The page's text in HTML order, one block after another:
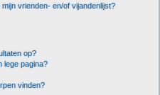
vrienden- en/of vijandenlijst?
op?
lege pagina?
vinden?